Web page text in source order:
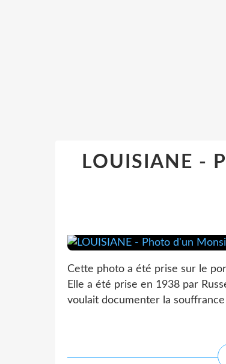
LOUISIANE -
Cette photo a été prise sur le
Elle a été prise en 1938 par
voulait documenter la